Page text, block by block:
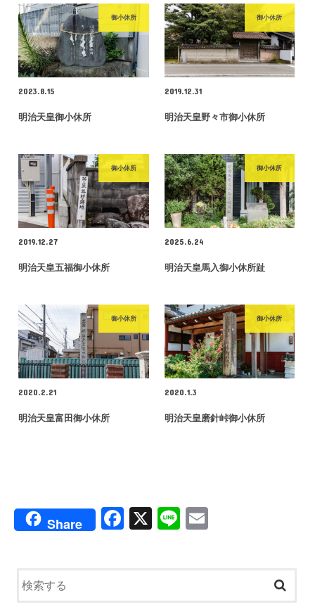
御小休所
2023.8.15
明治天皇御小休所
御小休所
2019.12.31
明治天皇野々市御小休所
御小休所
2019.12.27
明治天皇五福御小休所
御小休所
2025.6.24
明治天皇馬入御小休所趾
御小休所
2020.2.21
明治天皇富田御小休所
御小休所
2020.1.3
明治天皇磨針峠御小休所
Share
F
X
Li